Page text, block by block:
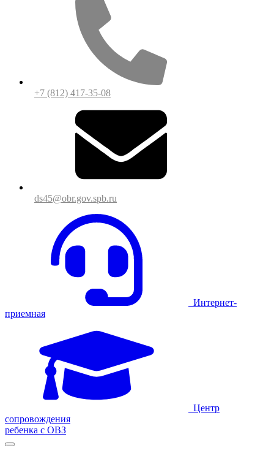
+7 (812) 417-35-08
ds45@obr.gov.spb.ru
Интернет-
приемная
Центр
сопровождения
ребенка с ОВЗ